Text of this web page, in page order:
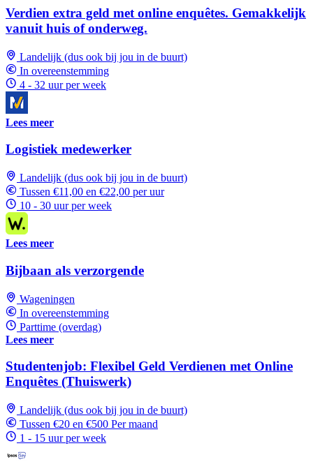
Verdien extra geld met online enquêtes. Gemakkelijk
vanuit huis of onderweg.
Landelijk (dus ook bij jou in de buurt)
In overeenstemming
4 - 32 uur per week
Lees meer
Logistiek medewerker
Landelijk (dus ook bij jou in de buurt)
Tussen €11,00 en €22,00 per uur
10 - 30 uur per week
Lees meer
Bijbaan als verzorgende
Wageningen
In overeenstemming
Parttime (overdag)
Lees meer
Studentenjob: Flexibel Geld Verdienen met Online
Enquêtes (Thuiswerk)
Landelijk (dus ook bij jou in de buurt)
Tussen €20 en €500 Per maand
1 - 15 uur per week